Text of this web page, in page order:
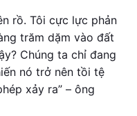
rồ. Tôi cực lực phản
trăm dặm vào đất
Chúng ta chỉ đang
nó trở nên tồi tệ
xảy ra” – ông